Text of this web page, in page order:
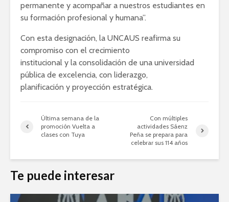
permanente y acompañar a nuestros estudiantes en
su formación profesional y humana”.
Con esta designación, la UNCAUS reafirma su
compromiso con el crecimiento
institucional y la consolidación de una universidad
pública de excelencia, con liderazgo,
planificación y proyección estratégica.
Última semana de la
promoción Vuelta a
clases con Tuya
Con múltiples
actividades Sáenz
Peña se prepara para
celebrar sus 114 años
Te puede interesar